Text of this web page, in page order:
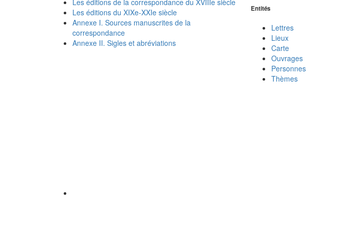
Les éditions de la correspondance du XVIIIe siècle
Les éditions du XIXe-XXIe siècle
Annexe I. Sources manuscrites de la
correspondance
Annexe II. Sigles et abréviations
Entités
Lettres
Lieux
Carte
Ouvrages
Personnes
Thèmes